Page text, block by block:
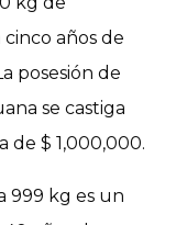
años de
posesión de
se castiga
de $ 1,000,000.
999 kg es un